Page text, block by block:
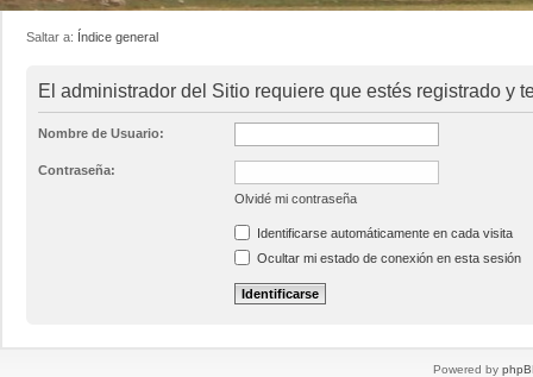
Saltar a: Índice general
El administrador del Sitio requiere que estés registrado y
Nombre de Usuario:
Contraseña:
Olvidé mi contraseña
Identificarse automáticamente en cada visita
Ocultar mi estado de conexión en esta sesión
Powered by